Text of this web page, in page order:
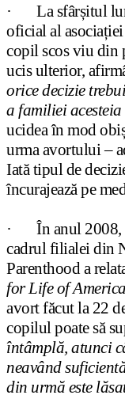
· La sfârșitul
oficial al asociației
copil scos viu din
ucis ulterior,
orice decizie
a familiei
ucidea în mod
urma avortului –
Iată tipul de
încurajează pe
· În anul 2008,
cadrul filialei din
Parenthood a
for Life of America
avort făcut la 22
copilul poate să
întâmplă, atunci
neavând
din urmă este